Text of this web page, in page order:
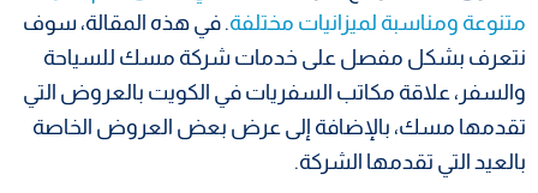
متنوعة ومناسبة لميزانيات مختلفة. في هذه المقالة، سوف
نتعرف بشكل مفصل على خدمات شركة مسك للسياحة
والسفر، علاقة مكاتب السفريات في الكويت بالعروض التي
تقدمها مسك، بالإضافة إلى عرض بعض العروض الخاصة
بالعيد التي تقدمها الشركة.